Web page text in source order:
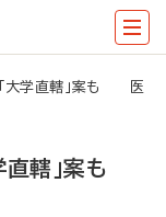
「大学直轄」案も 医
轄」案も